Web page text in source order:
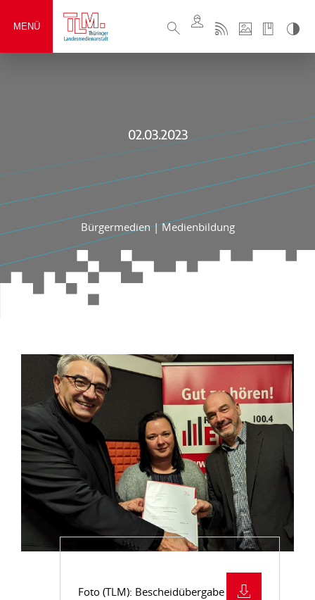
MENÜ
02.03.2023
Bürgermedien|Medienbildung
Foto (TLM): Bescheidübergabe